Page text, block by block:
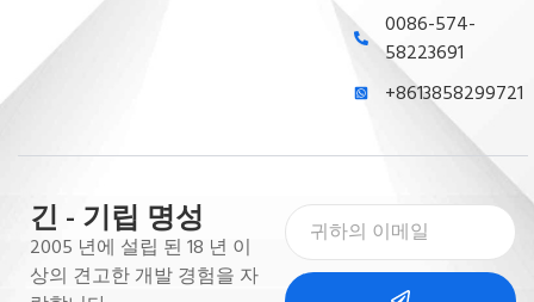
0086-574-
58223691
+8613858299721
긴 - 기립 명성
2005 년에 설립 된 18 년 이
상의 견고한 개발 경험을 자